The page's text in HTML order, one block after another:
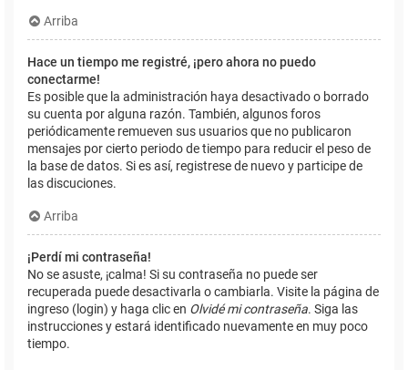
Arriba
Hace un tiempo me registré, ¡pero ahora no puedo
conectarme!
Es posible que la administración haya desactivado o borrado
su cuenta por alguna razón. También, algunos foros
periódicamente remueven sus usuarios que no publicaron
mensajes por cierto periodo de tiempo para reducir el peso de
la base de datos. Si es así, registrese de nuevo y participe de
las discuciones.
Arriba
¡Perdí mi contraseña!
No se asuste, ¡calma! Si su contraseña no puede ser
recuperada puede desactivarla o cambiarla. Visite la página de
ingreso (login) y haga clic en Olvidé mi contraseña. Siga las
instrucciones y estará identificado nuevamente en muy poco
tiempo.